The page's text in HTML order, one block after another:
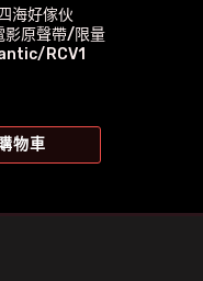
海好傢伙
原聲帶/限量
RCV1
物車